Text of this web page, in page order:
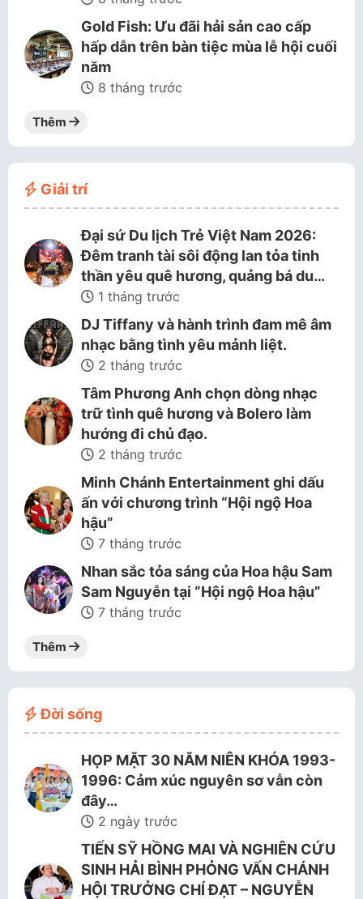
Gold Fish: Ưu đãi hải sản cao cấp
hấp dẫn trên bàn tiệc mùa lễ hội cuối
năm
8 tháng trước
Thêm
Giải trí
Đại sứ Du lịch Trẻ Việt Nam 2026:
Đêm tranh tài sôi động lan tỏa tinh
thần yêu quê hương, quảng bá du…
1 tháng trước
DJ Tiffany và hành trình đam mê âm
nhạc bằng tình yêu mảnh liệt.
2 tháng trước
Tâm Phương Anh chọn dòng nhạc
trữ tình quê hương và Bolero làm
hướng đi chủ đạo.
2 tháng trước
Minh Chánh Entertainment ghi dấu
ấn với chương trình “Hội ngộ Hoa
hậu”
7 tháng trước
Nhan sắc tỏa sáng của Hoa hậu Sam
Sam Nguyễn tại “Hội ngộ Hoa hậu”
7 tháng trước
Thêm
Đời sống
HỌP MẶT 30 NĂM NIÊN KHÓA 1993-
1996: Cảm xúc nguyên sơ vẫn còn
đây…
2 ngày trước
TIẾN SỸ HỒNG MAI VÀ NGHIÊN CỨU
SINH HẢI BÌNH PHỎNG VẤN CHÁNH
HỘI TRƯỞNG CHÍ ĐẠT – NGUYỄN